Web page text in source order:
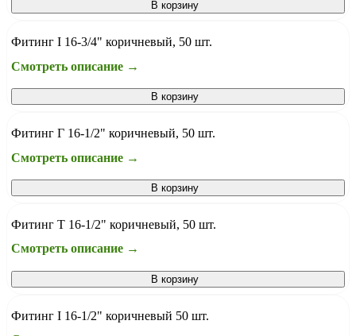
В корзину
Фитинг I 16-3/4" коричневый, 50 шт.
Смотреть описание →
В корзину
Фитинг Г 16-1/2" коричневый, 50 шт.
Смотреть описание →
В корзину
Фитинг Т 16-1/2" коричневый, 50 шт.
Смотреть описание →
В корзину
Фитинг I 16-1/2" коричневый 50 шт.